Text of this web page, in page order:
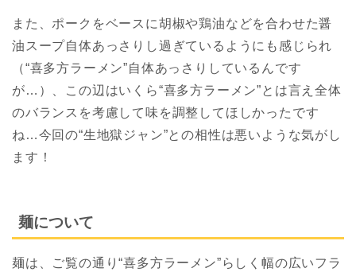
また、ポークをベースに胡椒や鶏油などを合わせた醤
油スープ自体あっさりし過ぎているようにも感じられ
（“喜多方ラーメン”自体あっさりしているんです
が…）、この辺はいくら“喜多方ラーメン”とは言え全体
のバランスを考慮して味を調整してほしかったです
ね…今回の“生地獄ジャン”との相性は悪いような気がし
ます！
麺について
麺は、ご覧の通り“喜多方ラーメン”らしく幅の広いフラ